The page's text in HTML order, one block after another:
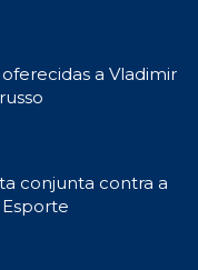
a Vladimir
conjunta contra a